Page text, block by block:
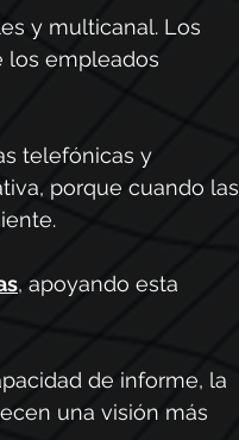
y multicanal. Los
los empleados
telefónicas y
porque cuando las
, apoyando esta
de informe, la
una visión más